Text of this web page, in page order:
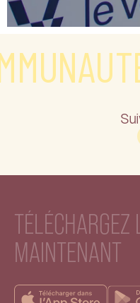
TÉLÉCHARGEZ
MAINTENANT